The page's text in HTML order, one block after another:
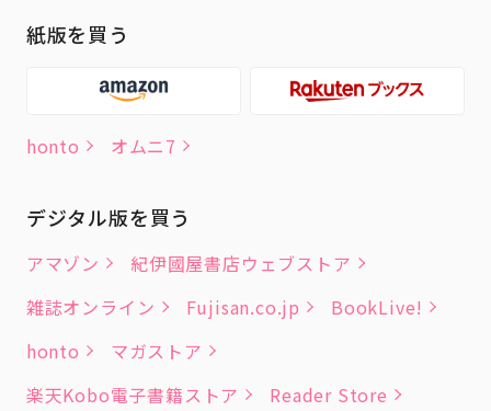
紙版を買う
honto オムニ7
デジタル版を買う
アマゾン
紀伊國屋書店ウェブストア
雑誌オンライン
Fujisan.co.jp
BookLive!
honto
マガストア
楽天Kobo電子書籍ストア
Reader Store